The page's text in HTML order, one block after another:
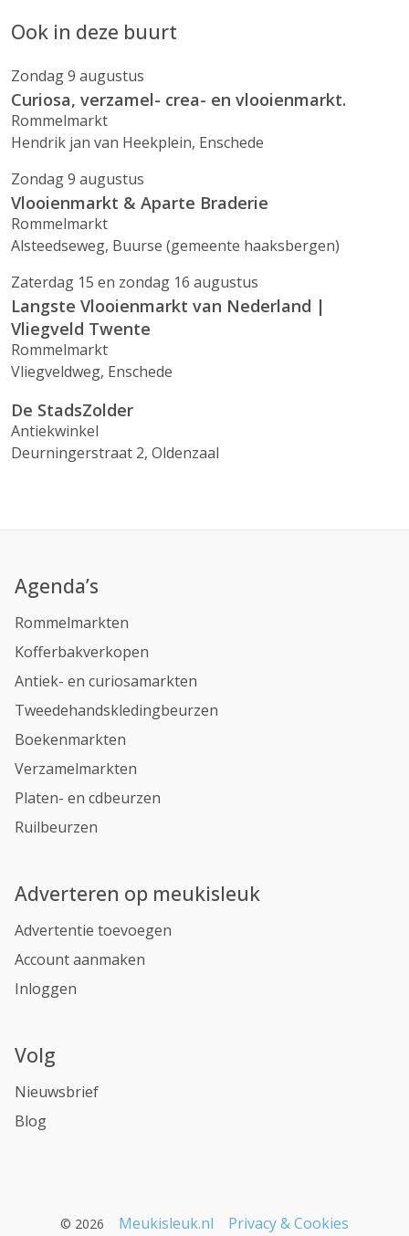
Ook in deze buurt
Zondag 9 augustus
Curiosa, verzamel- crea- en vlooienmarkt.
Rommelmarkt
Hendrik jan van Heekplein, Enschede
Zondag 9 augustus
Vlooienmarkt & Aparte Braderie
Rommelmarkt
Alsteedseweg, Buurse (gemeente haaksbergen)
Zaterdag 15 en zondag 16 augustus
Langste Vlooienmarkt van Nederland |
Vliegveld Twente
Rommelmarkt
Vliegveldweg, Enschede
De StadsZolder
Antiekwinkel
Deurningerstraat 2, Oldenzaal
Agenda’s
Rommelmarkten
Kofferbakverkopen
Antiek- en curiosamarkten
Tweedehandskledingbeurzen
Boekenmarkten
Verzamelmarkten
Platen- en cdbeurzen
Ruilbeurzen
Adverteren op meukisleuk
Advertentie toevoegen
Account aanmaken
Inloggen
Volg
Nieuwsbrief
Blog
© 2026 Meukisleuk.nl Privacy & Cookies